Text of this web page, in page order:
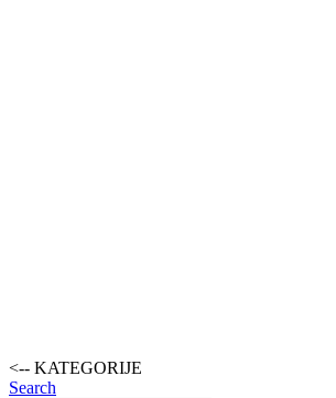
<-- KATEGORIJE
Search